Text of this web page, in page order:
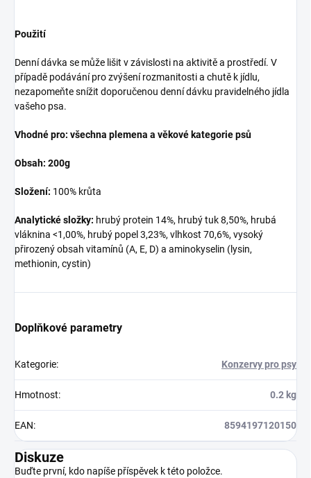
Použití
Denní dávka se může lišit v závislosti na aktivitě a prostředí. V
případě podávání pro zvýšení rozmanitosti a chutě k jídlu,
nezapomeňte snížit doporučenou denní dávku pravidelného jídla
vašeho psa.
Vhodné pro: všechna plemena a věkové kategorie psů
Obsah: 200g
Složení: 100% krůta
Analytické složky: hrubý protein 14%, hrubý tuk 8,50%, hrubá
vláknina <1,00%, hrubý popel 3,23%, vlhkost 70,6%, vysoký
přirozený obsah vitamínů (A, E, D) a aminokyselin (lysin,
methionin, cystin)
Doplňkové parametry
Kategorie: Konzervy pro psy
Hmotnost: 0.2 kg
EAN: 8594197120150
Diskuze
Buďte první, kdo napíše příspěvek k této položce.